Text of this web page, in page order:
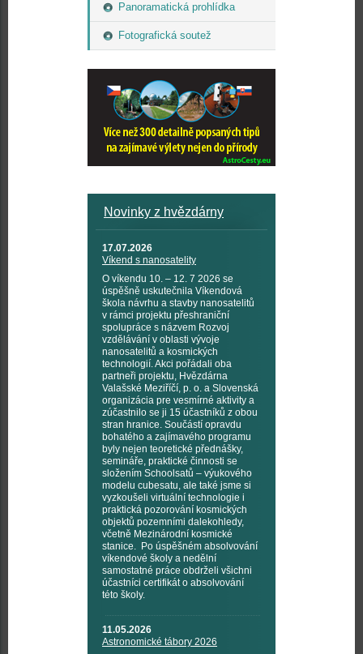
Panoramatická prohlídka
Fotografická soutež
Novinky z hvězdárny
17.07.2026
Víkend s nanosatelity
O víkendu 10. – 12. 7 2026 se
úspěšně uskutečnila Víkendová
škola návrhu a stavby nanosatelitů
v rámci projektu přeshraniční
spolupráce s názvem Rozvoj
vzdělávání v oblasti vývoje
nanosatelitů a kosmických
technologií. Akci pořádali oba
partneři projektu, Hvězdárna
Valašské Meziříčí, p. o. a Slovenská
organizácia pre vesmírné aktivity a
zúčastnilo se ji 15 účastníků z obou
stran hranice. Součástí opravdu
bohatého a zajímavého programu
byly nejen teoretické přednášky,
semináře, praktické činnosti se
složením Schoolsatů – výukového
modelu cubesatu, ale také jsme si
vyzkoušeli virtuální technologie i
praktická pozorování kosmických
objektů pozemními dalekohledy,
včetně Mezinárodní kosmické
stanice. Po úspěšném absolvování
víkendové školy a nedělní
samostatné práce obdrželi všichni
účastníci certifikát o absolvování
této školy.
11.05.2026
Astronomické tábory 2026